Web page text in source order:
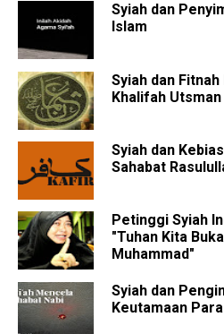
Syiah dan
Islam
Syiah dan
Khalifah
Syiah dan
Sahabat
Petinggi Syiah
"Tuhan Kita
Muhammad"
Syiah dan
Keutamaan